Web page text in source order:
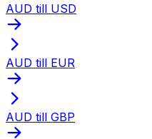
AUD till USD
AUD till EUR
AUD till GBP